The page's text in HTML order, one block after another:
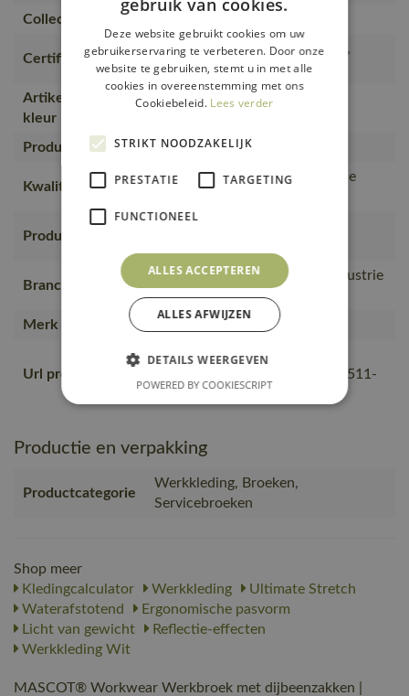
Collectie
Certificering
OEKO-TEX® STANDARD 100,
ProWash® - EN ISO 15797
Artikel kwaliteit
kleur nummer
18279-511-09
Producttype Broek met dijbeenzakken
Kwaliteit
88% polyester/12% elastolefine
Productcategorie
Werkkleding, Broeken,
Branche
Bouw en installatie, Lichte industrie
en logistiek, Corporate Wear
Merk
MASCOT®
Url product pdf
https://mascotsitecore-
1ccb8.kxcdn.com/pdf/18279-511-
09-nl.pdf
Productie en verpakking
Productcategorie
Werkkleding, Broeken,
Servicebroeken
Shop meer
Kledingcalculator
Werkkleding
Ultimate Stretch
Waterafstotend
Ergonomische pasvorm
Licht van gewicht
Reflectie-effecten
Werkkleding Wit
MASCOT® Workwear Werkbroek met dijbeenzakken |
Deze website gebruikt cookies om uw
gebruikerservaring te verbeteren. Door onze
website te gebruiken, stemt u in met alle
cookies in overeenstemming met ons
Cookiebeleid. Lees verder
STRIKT NOODZAKELIJK
PRESTATIE TARGETING
FUNCTIONEEL
ALLES ACCEPTEREN
ALLES AFWIJZEN
DETAILS WEERGEVEN
POWERED BY COOKIESCRIPT